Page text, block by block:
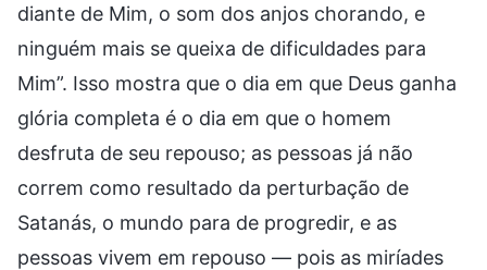
diante de Mim, o som dos anjos chorando, e
ninguém mais se queixa de dificuldades para
Mim”. Isso mostra que o dia em que Deus ganha
glória completa é o dia em que o homem
desfruta de seu repouso; as pessoas já não
correm como resultado da perturbação de
Satanás, o mundo para de progredir, e as
pessoas vivem em repouso — pois as miríades